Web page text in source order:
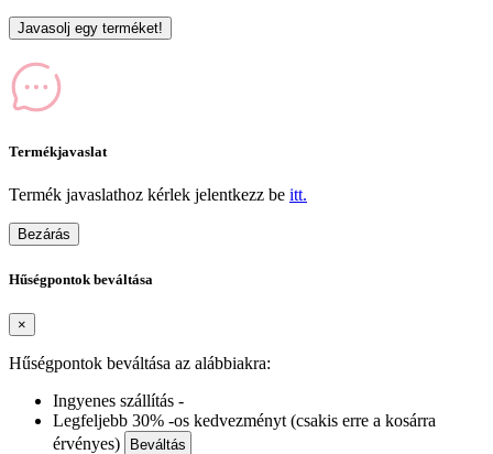
Javasolj egy terméket!
Termékjavaslat
Termék javaslathoz kérlek jelentkezz be itt.
Bezárás
Hűségpontok beváltása
×
Hűségpontok beváltása az alábbiakra:
Ingyenes szállítás -
Legfeljebb 30% -os kedvezményt (csakis erre a kosárra
érvényes)
Beváltás